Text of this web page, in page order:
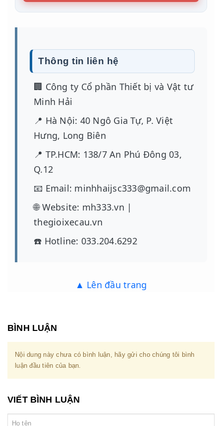
Thông tin liên hệ
🏢 Công ty Cổ phần Thiết bị và Vật tư
Minh Hải
📍 Hà Nội: 40 Ngô Gia Tự, P. Việt
Hưng, Long Biên
📍 TP.HCM: 138/7 An Phú Đông 03,
Q.12
📧 Email: minhhaijsc333@gmail.com
🌐 Website: mh333.vn |
thegioixecau.vn
☎️ Hotline: 033.204.6292
▲ Lên đầu trang
BÌNH LUẬN
Nội dung này chưa có bình luận, hãy gửi cho chúng tôi bình
luận đầu tiên của bạn.
VIẾT BÌNH LUẬN